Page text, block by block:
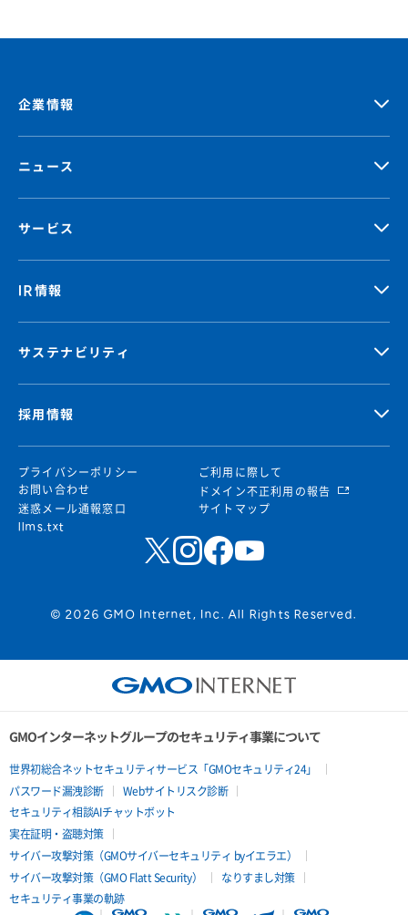
企業情報
ニュース
サービス
IR情報
サステナビリティ
採用情報
プライバシーポリシー
ご利用に際して
お問い合わせ
ドメイン不正利用の報告
迷惑メール通報窓口
サイトマップ
llms.txt
© 2026 GMO Internet, Inc. All Rights Reserved.
GMOインターネットグループのセキュリティ事業について
世界初総合ネットセキュリティサービス「GMOセキュリティ24」
パスワード漏洩診断
Webサイトリスク診断
セキュリティ相談AIチャットボット
実在証明・盗聴対策
サイバー攻撃対策（GMOサイバーセキュリティ byイエラエ）
サイバー攻撃対策（GMO Flatt Security）
なりすまし対策
セキュリティ事業の軌跡